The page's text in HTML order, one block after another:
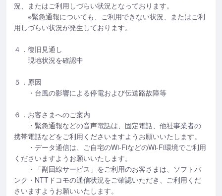
況、またはご利用しづらい状況となっております。
※緊急通報についても、ご利用できない状況、またはご利
用しづらい状況が発生しております。
４．復旧見通し
現地状況を確認中
５．原因
・台風の影響による停電および伝送路故障等
６．お客さまへのご案内
・緊急通報などの音声電話は、固定電話、他社事業者の
携帯電話などをご利用くださいますようお願いいたします。
・データ通信は、ご自宅のWi-FiなどのWi-Fi環境でご利用
くださいますようお願いいたします。
・「副回線サービス」をご利用のお客さまは、ソフトバ
ンク・NTTドコモの通信状況をご確認いただき、ご利用くだ
さいますようお願いいたします。